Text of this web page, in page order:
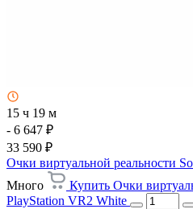
15 ч 19 м
- 6 647 ₽
33 590 ₽
Очки виртуальной реальности
Много
Купить Очки
PlayStation VR2 White